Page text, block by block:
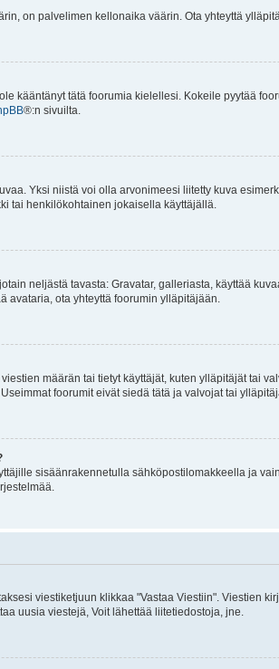
on palvelimen kellonaika väärin. Ota yhteyttä
kääntänyt tätä foorumia kielellesi. Kokeile pyytää
®:n sivuilta.
Yksi niistä voi olla arvonimeesi liitetty kuva
tai henkilökohtainen jokaisella käyttäjällä.
neljästä tavasta: Gravatar, galleriasta, käyttää
avataria, ota yhteyttä foorumin ylläpitäjään.
määrän tai tietyt käyttäjät, kuten ylläpitäjät tai
foorumit eivät siedä tätä ja valvojat tai
sisäänrakennetulla sähköpostilomakkeella ja
viestiketjuun klikkaa "Vastaa Viestiin". Viestien
uusia viestejä, Voit lähettää liitetiedostoja, jne.